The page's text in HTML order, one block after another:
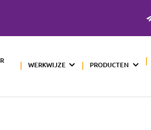
WERKWIJZE PRODUCTEN